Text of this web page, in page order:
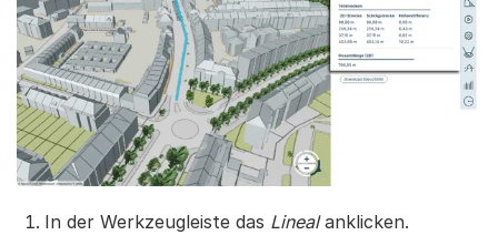
In der Werkzeugleiste das Linealanklicken.